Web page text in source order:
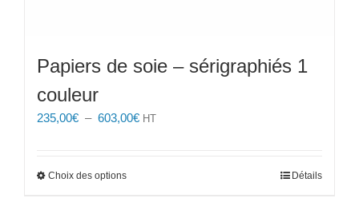
Papiers de soie – sérigraphiés 1
couleur
235,00€ – 603,00€Plage
HT
Choix des optionsCe
Détails